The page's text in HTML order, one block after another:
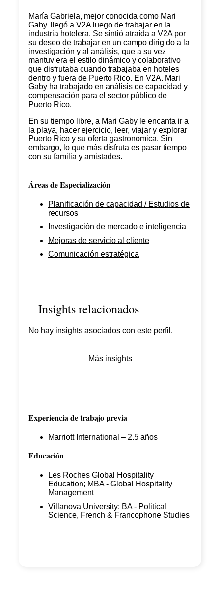
María Gabriela, mejor conocida como Mari
Gaby, llegó a V2A luego de trabajar en la
industria hotelera. Se sintió atraída a V2A por
su deseo de trabajar en un campo dirigido a la
investigación y al análisis, que a su vez
mantuviera el estilo dinámico y colaborativo
que disfrutaba cuando trabajaba en hoteles
dentro y fuera de Puerto Rico. En V2A, Mari
Gaby ha trabajado en análisis de capacidad y
compensación para el sector público de
Puerto Rico.
En su tiempo libre, a Mari Gaby le encanta ir a
la playa, hacer ejercicio, leer, viajar y explorar
Puerto Rico y su oferta gastronómica. Sin
embargo, lo que más disfruta es pasar tiempo
con su familia y amistades.
Áreas de Especialización
Planificación de capacidad / Estudios de
recursos
Investigación de mercado e inteligencia
Mejoras de servicio al cliente
Comunicación estratégica
Insights relacionados
No hay insights asociados con este perfil.
Más insights
Experiencia de trabajo previa
Marriott International – 2.5 años
Educación
Les Roches Global Hospitality
Education; MBA - Global Hospitality
Management
Villanova University; BA - Political
Science, French & Francophone Studies